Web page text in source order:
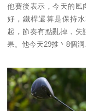
他賽後表示，今天的風
好，鐵桿還算是保持
起，節奏有點亂掉，失
果。他今天29推丶8個洞